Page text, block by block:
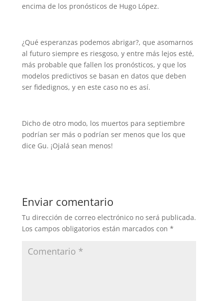
encima de los pronósticos de Hugo López.
¿Qué esperanzas podemos abrigar?, que asomarnos
al futuro siempre es riesgoso, y entre más lejos esté,
más probable que fallen los pronósticos, y que los
modelos predictivos se basan en datos que deben
ser fidedignos, y en este caso no es así.
Dicho de otro modo, los muertos para septiembre
podrían ser más o podrían ser menos que los que
dice Gu. ¡Ojalá sean menos!
Enviar comentario
Tu dirección de correo electrónico no será publicada.
Los campos obligatorios están marcados con *